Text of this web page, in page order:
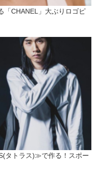
「CHANEL」大ぶりロゴピ
タトラス)≫で作る！スポー